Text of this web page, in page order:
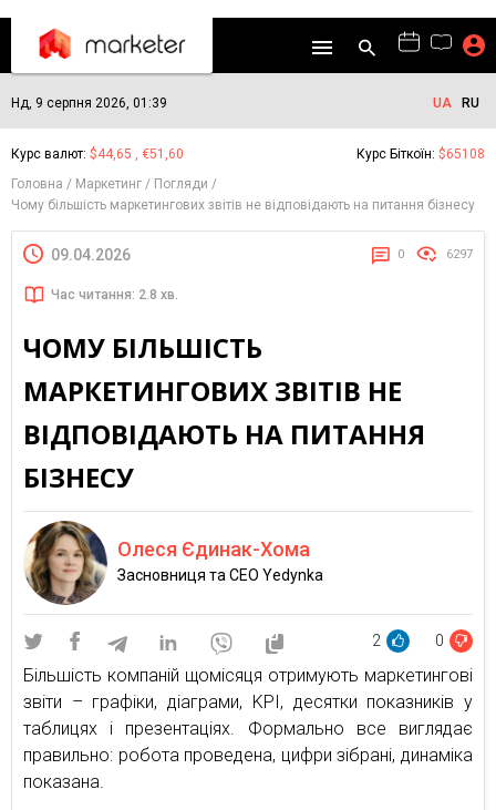
Нд, 9 серпня 2026, 01:39 UA RU
Курс валют: $44,65 , €51,60 Курс Біткоїн: $65108
Головна
Маркетинг
Погляди
Чому більшість маркетингових звітів не відповідають на питання бізнесу
09.04.2026 0 6297
Час читання: 2.8 хв.
ЧОМУ БІЛЬШІСТЬ
МАРКЕТИНГОВИХ ЗВІТІВ НЕ
ВІДПОВІДАЮТЬ НА ПИТАННЯ
БІЗНЕСУ
Олеся Єдинак-Хома
Засновниця та СЕО Yedynka
2 0
Більшість компаній щомісяця отримують маркетингові
звіти – графіки, діаграми, KPI, десятки показників у
таблицях і презентаціях. Формально все виглядає
правильно: робота проведена, цифри зібрані, динаміка
показана.